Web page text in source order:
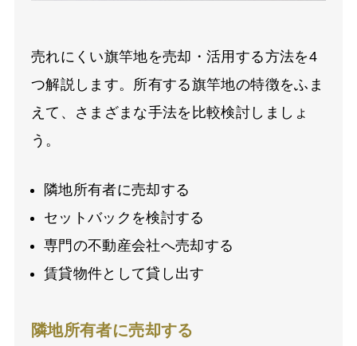
売れにくい旗竿地を売却・活用する方法を4
つ解説します。所有する旗竿地の特徴をふま
えて、さまざまな手法を比較検討しましょ
う。
隣地所有者に売却する
セットバックを検討する
専門の不動産会社へ売却する
賃貸物件として貸し出す
隣地所有者に売却する